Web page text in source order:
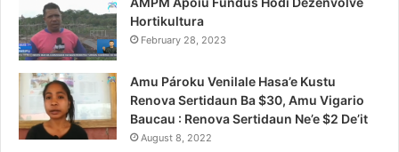
Hortikultura
February 28, 2023
Amu Pároku Venilale Hasa’e Kustu
Renova Sertidaun Ba $30, Amu Vigario
Baucau : Renova Sertidaun Ne’e $2 De’it
August 8, 2022